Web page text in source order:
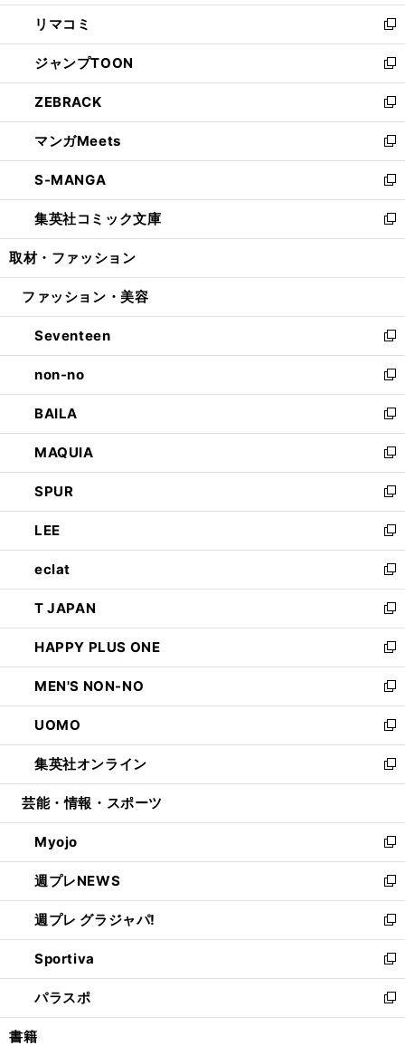
ウ
で
開
く
ン
ド
ウ
で
開
く
ウ
ィ
ン
ド
ウ
で
開
く
し
い
ウ
ィ
ン
ド
ウ
で
開
く
リマコミ
新
し
い
ウ
ィ
ン
ド
ウ
で
開
く
ジャンプTOON
新
し
い
ウ
ィ
ン
ド
ウ
で
開
ZEBRACK
新
し
い
ウ
ィ
ン
ド
ウ
開
マンガMeets
新
し
い
ウ
ィ
ン
ウ
開
く
S-MANGA
新
し
い
ウ
ン
ウ
で
開
く
集英社コミック文庫
新
し
ウ
ン
ド
ウ
で
開
く
取材・ファッション
ファッション・美容
Seventeen
新
し
い
ウ
ィ
ン
ド
ウ
で
開
く
non-no
新
し
い
ウ
ィ
ン
ド
ウ
で
開
く
BAILA
新
し
い
ウ
ィ
ン
ド
ウ
で
開
く
MAQUIA
新
し
い
ウ
ィ
ン
ド
ウ
で
開
く
SPUR
新
し
い
ウ
ィ
ン
ド
ウ
で
開
く
LEE
新
し
い
ウ
ィ
ン
ド
ウ
で
開
く
eclat
新
し
い
ウ
ィ
ン
ド
ウ
で
開
く
T JAPAN
新
し
い
ウ
ィ
ン
ド
ウ
で
開
HAPPY PLUS ONE
新
し
い
ウ
ィ
ン
ド
ウ
開
く
MEN'S NON-NO
新
し
い
ウ
ィ
ン
ウ
で
開
く
UOMO
新
し
い
ウ
ン
ド
ウ
で
開
く
集英社オンライン
新
し
ウ
ィ
ン
ド
ウ
で
開
く
芸能・情報・スポーツ
Myojo
新
し
い
ウ
ィ
ン
ド
ウ
で
開
週プレNEWS
新
し
い
ウ
ィ
ン
ド
ウ
週プレ グラジャパ!
新
し
い
ウ
ィ
ン
Sportiva
新
し
い
ウ
パラスポ
新
し
書籍